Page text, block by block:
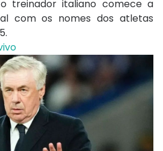
treinador italiano comece a
com os nomes dos atletas